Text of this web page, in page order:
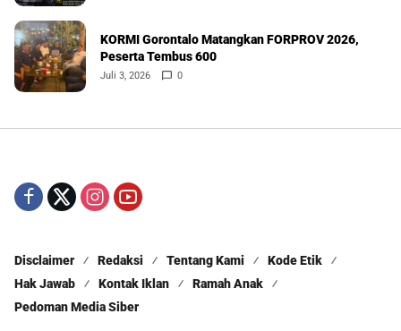
KORMI Gorontalo Matangkan FORPROV 2026,
Peserta Tembus 600
Juli 3, 2026 0
Disclaimer Redaksi Tentang Kami
Kode Etik
Hak Jawab
Kontak Iklan
Ramah Anak
Pedoman Media Siber